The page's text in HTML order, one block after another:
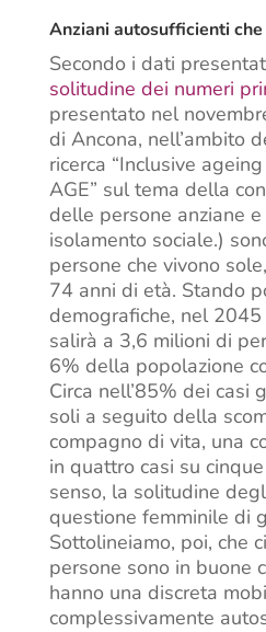
Anziani autosufficienti
Secondo i dati
solitudine dei numeri
presentato nel
di Ancona, nell’ambito
ricerca “Inclusive
AGE” sul tema della
delle persone anziane
isolamento sociale.)
persone che vivono
74 anni di età. Stando
demografiche, nel
salirà a 3,6 milioni di
6% della popolazione
Circa nell’85% dei casi
soli a seguito della
compagno di vita, una
in quattro casi su
senso, la solitudine
questione femminile di
Sottolineiamo, poi, che
persone sono in buone
hanno una discreta
complessivamente